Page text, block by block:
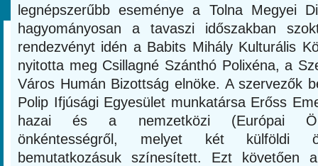
legnépszerűbb eseménye a Tolna Megyei
hagyományosan a tavaszi időszakban
rendezvényt idén a Babits Mihály Kulturális
nyitotta meg Csillagné Szánthó Polixéna, a
Város Humán Bizottság elnöke. A szervezők
Polip Ifjúsági Egyesület munkatársa Erőss
hazai és a nemzetközi (Európai
önkéntességről, melyet két külföldi
bemutatkozásuk színesített. Ezt követően